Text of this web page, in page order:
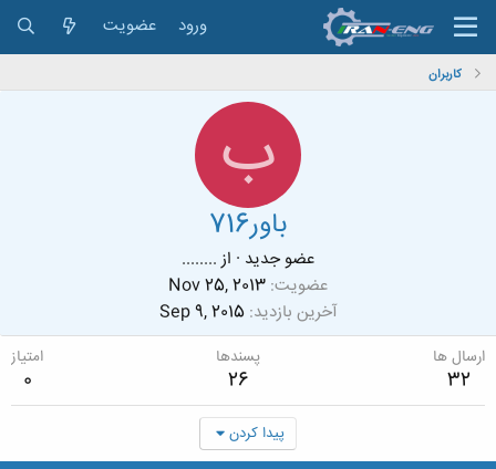
ورود عضویت
کاربران
ب
باور716
عضو جدید · از ........
عضویت Nov 25, 2013
آخرین بازدید Sep 9, 2015
ارسال ها
32
پسندها
26
امتیاز
0
پیدا کردن